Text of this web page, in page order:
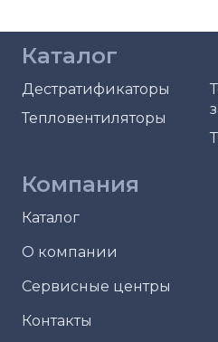
Каталог
Дестратификаторы
Тепловентиляторы
Компания
Каталог
О компании
Сервисные центры
Контакты